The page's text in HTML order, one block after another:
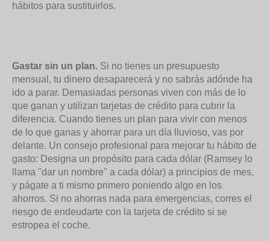
hábitos para sustituirlos.
Gastar sin un plan. Si no tienes un presupuesto
mensual, tu dinero desaparecerá y no sabrás adónde ha
ido a parar. Demasiadas personas viven con más de lo
que ganan y utilizan tarjetas de crédito para cubrir la
diferencia. Cuando tienes un plan para vivir con menos
de lo que ganas y ahorrar para un día lluvioso, vas por
delante. Un consejo profesional para mejorar tu hábito de
gasto: Designa un propósito para cada dólar (Ramsey lo
llama "dar un nombre" a cada dólar) a principios de mes,
y págate a ti mismo primero poniendo algo en los
ahorros. Si no ahorras nada para emergencias, corres el
riesgo de endeudarte con la tarjeta de crédito si se
estropea el coche.